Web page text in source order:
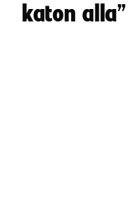
katon alla”